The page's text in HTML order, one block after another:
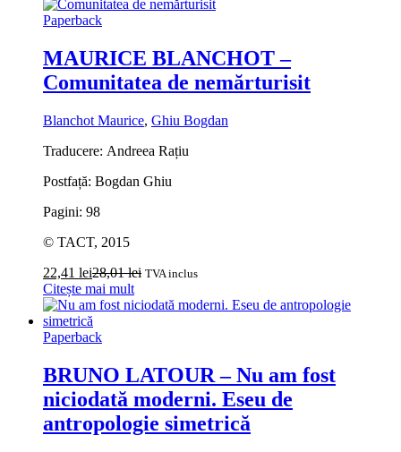
Paperback
MAURICE BLANCHOT –
Comunitatea de nemărturisit
Blanchot Maurice, Ghiu Bogdan
Traducere: Andreea Rațiu
Postfață: Bogdan Ghiu
Pagini: 98
© TACT, 2015
22,41 lei28,01lei TVA inclus
Citește mai mult
Paperback
BRUNO LATOUR – Nu am fost
niciodată moderni. Eseu de
antropologie simetrică